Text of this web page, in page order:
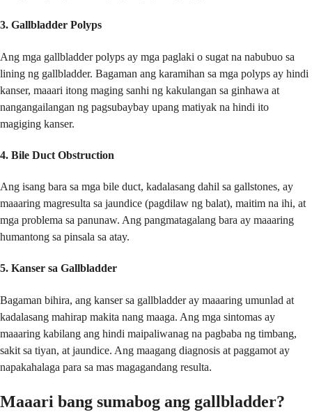
3. Gallbladder Polyps
Ang mga gallbladder polyps ay mga paglaki o sugat na nabubuo sa
lining ng gallbladder. Bagaman ang karamihan sa mga polyps ay hindi
kanser, maaari itong maging sanhi ng kakulangan sa ginhawa at
nangangailangan ng pagsubaybay upang matiyak na hindi ito
magiging kanser.
4. Bile Duct Obstruction
Ang isang bara sa mga bile duct, kadalasang dahil sa gallstones, ay
maaaring magresulta sa jaundice (pagdilaw ng balat), maitim na ihi, at
mga problema sa panunaw. Ang pangmatagalang bara ay maaaring
humantong sa pinsala sa atay.
5. Kanser sa Gallbladder
Bagaman bihira, ang kanser sa gallbladder ay maaaring umunlad at
kadalasang mahirap makita nang maaga. Ang mga sintomas ay
maaaring kabilang ang hindi maipaliwanag na pagbaba ng timbang,
sakit sa tiyan, at jaundice. Ang maagang diagnosis at paggamot ay
napakahalaga para sa mas magagandang resulta.
Maaari bang sumabog ang gallbladder?